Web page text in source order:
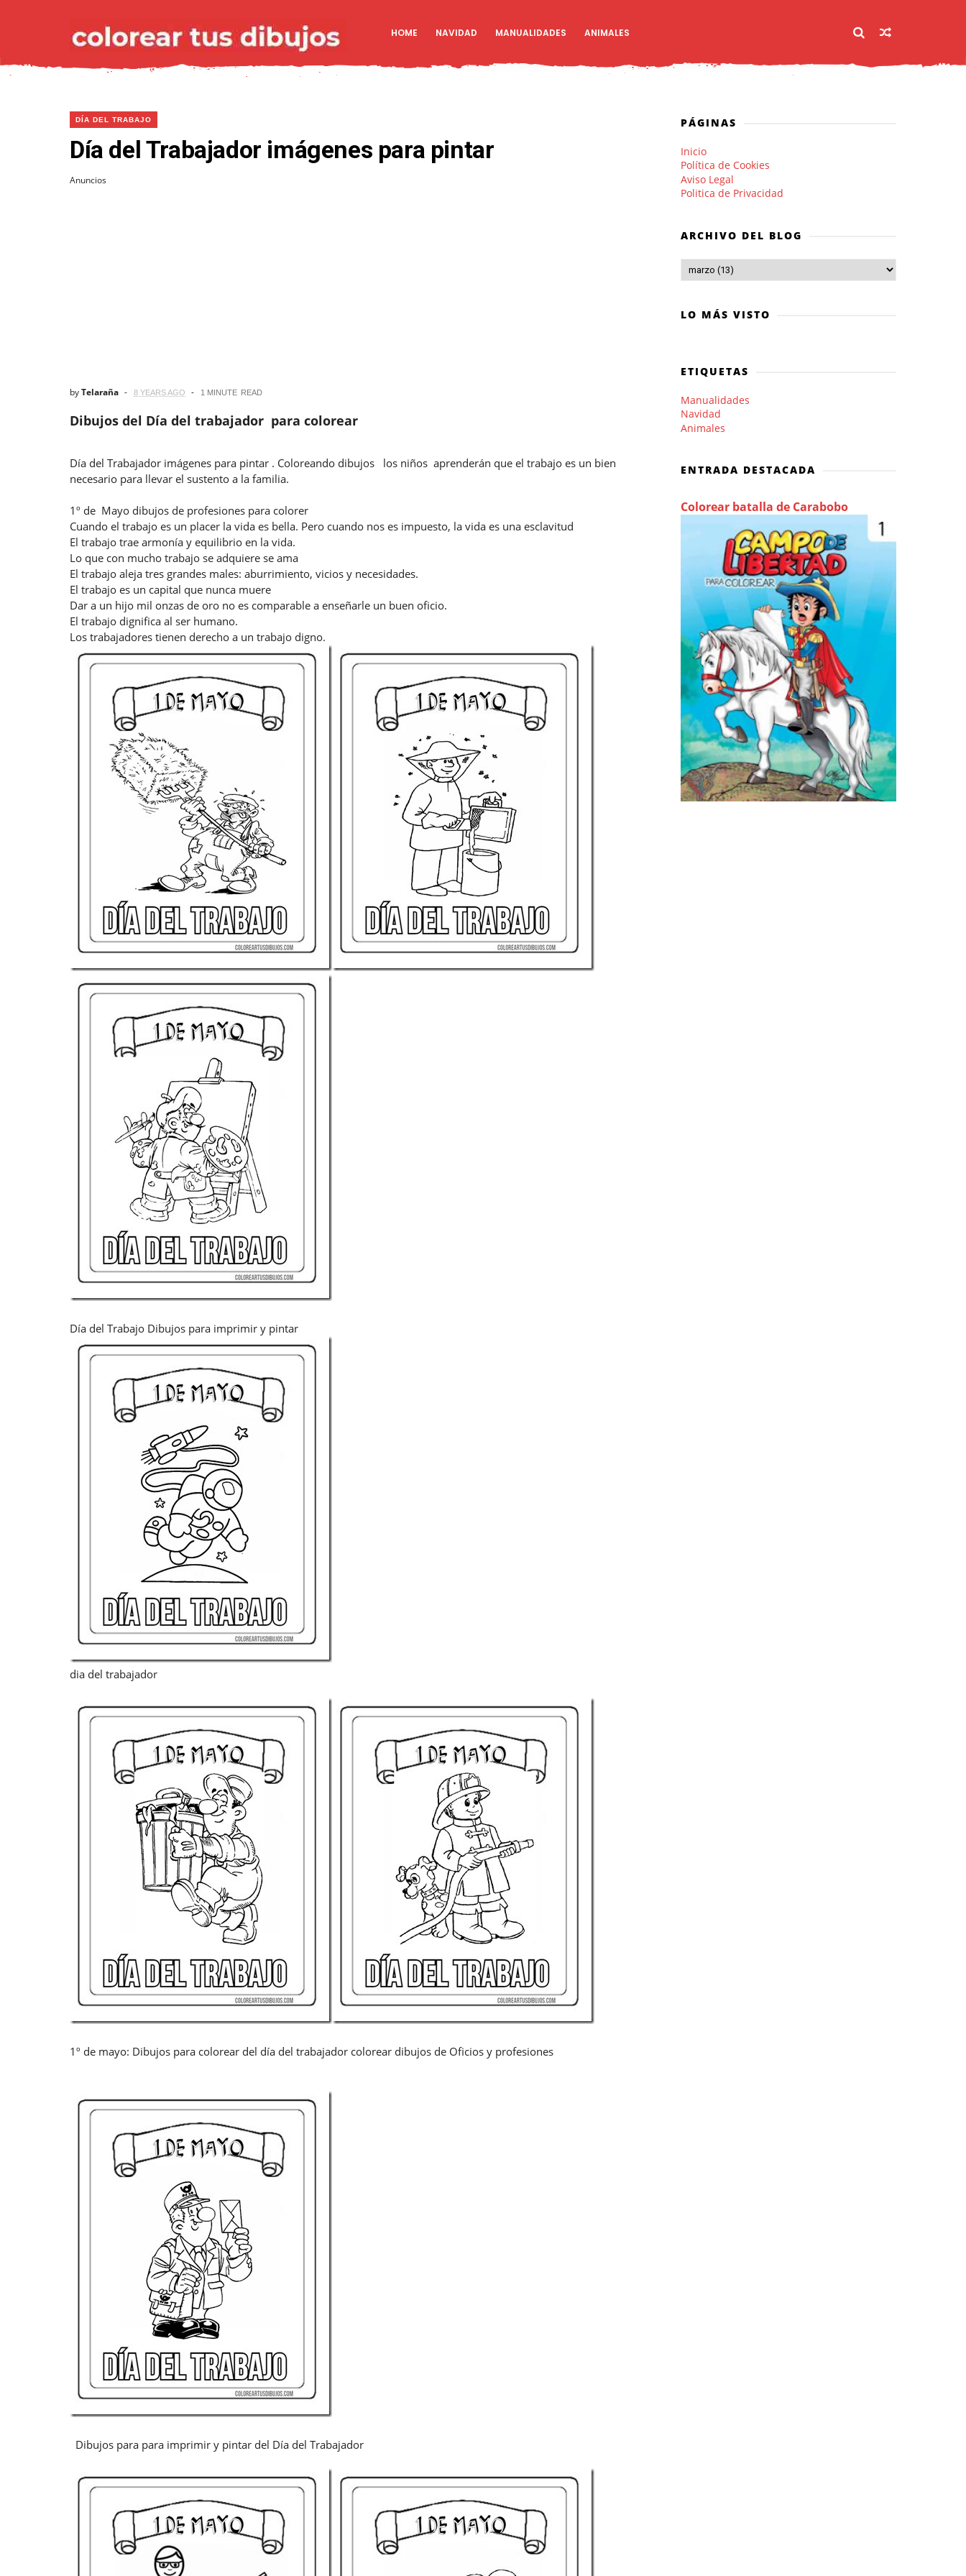
HOME NAVIDAD MANUALIDADES ANIMALES
DÍA DEL TRABAJO
Día del Trabajador imágenes para pintar
Anuncios
byTelaraña 8 YEARS AGO 1 MINUTE READ
Dibujos del Día del trabajador para colorear
Día del Trabajador imágenes para pintar . Coloreando dibujos los niños aprenderán que el trabajo es un bien
necesario para llevar el sustento a la familia.
1º de Mayo dibujos de profesiones para colorer
Cuando el trabajo es un placer la vida es bella. Pero cuando nos es impuesto, la vida es una esclavitud
El trabajo trae armonía y equilibrio en la vida.
Lo que con mucho trabajo se adquiere se ama
El trabajo aleja tres grandes males: aburrimiento, vicios y necesidades.
El trabajo es un capital que nunca muere
Dar a un hijo mil onzas de oro no es comparable a enseñarle un buen oficio.
El trabajo dignifica al ser humano.
Los trabajadores tienen derecho a un trabajo digno.
Día del Trabajo Dibujos para imprimir y pintar
dia del trabajador
1º de mayo: Dibujos para colorear del día del trabajador colorear dibujos de Oficios y profesiones
Dibujos para para imprimir y pintar del Día del Trabajador
PÁGINAS
Inicio
Política de Cookies
Aviso Legal
Politica de Privacidad
ARCHIVO DEL BLOG
LO MÁS VISTO
ETIQUETAS
Manualidades
Navidad
Animales
ENTRADA DESTACADA
Colorear batalla de Carabobo